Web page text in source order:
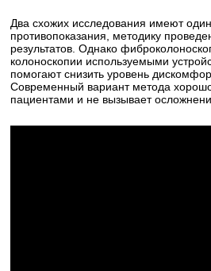
Два схожих исследования имеют
противопоказания, методику
результатов. Однако
колоноскопии используемыми
помогают снизить уровень
Современный вариант метода
пациентами и не вызывает